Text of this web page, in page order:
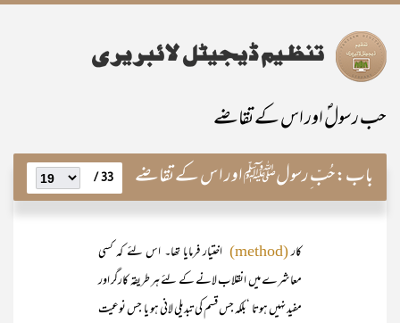
حب رسولؐ اور اس کے تقاضے
باب:حُبّ ِرسولﷺ اور اس کے تقاضے 33 /
کار(method)
اختیار فرمایا تھا۔ اس لئے کہ کسی
معاشرے میں انقلاب لانے کے لئے ہر طریقہ کارگر اور
مفید نہیں ہوتا ‘بلکہ جس قسم کی تبدیلی لانی ہو یا جس نوعیت